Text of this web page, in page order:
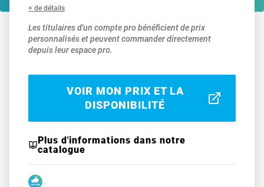
+ de détails
Les titulaires d'un compte pro bénéficient de prix
personnalisés et peuvent commander directement
depuis leur espace pro.
VOIR MON PRIX ET LA
DISPONIBILITÉ
Plus d'informations dans notre
catalogue